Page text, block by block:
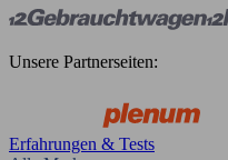
Unsere Partnerseiten:
Erfahrungen & Tests